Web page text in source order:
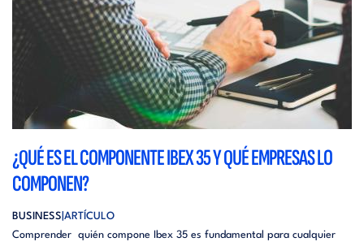
¿QUÉ ES EL COMPONENTE IBEX 35 Y QUÉ EMPRESAS LO
COMPONEN?
BUSINESS ARTÍCULO
Comprender quién compone Ibex 35 es fundamental para cualquier